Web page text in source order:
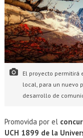
El proyecto permitirá
local, para un nuevo
desarrollo de
Promovida por el
UCH 1899 de la